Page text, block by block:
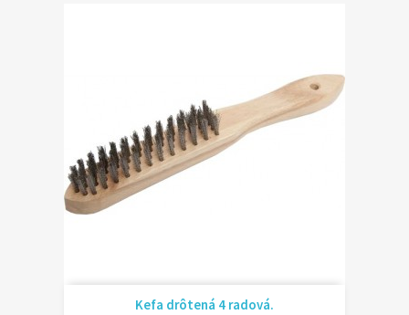
Kefa drôtená 4 radová.